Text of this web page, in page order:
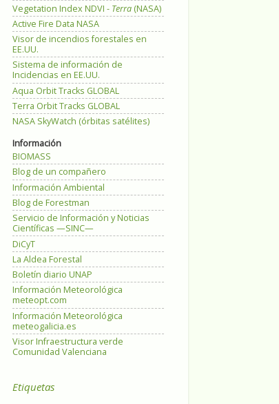
Vegetation Index NDVI - Terra (NASA)
Active Fire Data NASA
Visor de incendios forestales en
EE.UU.
Sistema de información de
Incidencias en EE.UU.
Aqua Orbit Tracks GLOBAL
Terra Orbit Tracks GLOBAL
NASA SkyWatch (órbitas satélites)
Información
BIOMASS
Blog de un compañero
Información Ambiental
Blog de Forestman
Servicio de Información y Noticias
Científicas —SINC—
DiCyT
La Aldea Forestal
Boletín diario UNAP
Información Meteorológica
meteopt.com
Información Meteorológica
meteogalicia.es
Visor Infraestructura verde
Comunidad Valenciana
Etiquetas